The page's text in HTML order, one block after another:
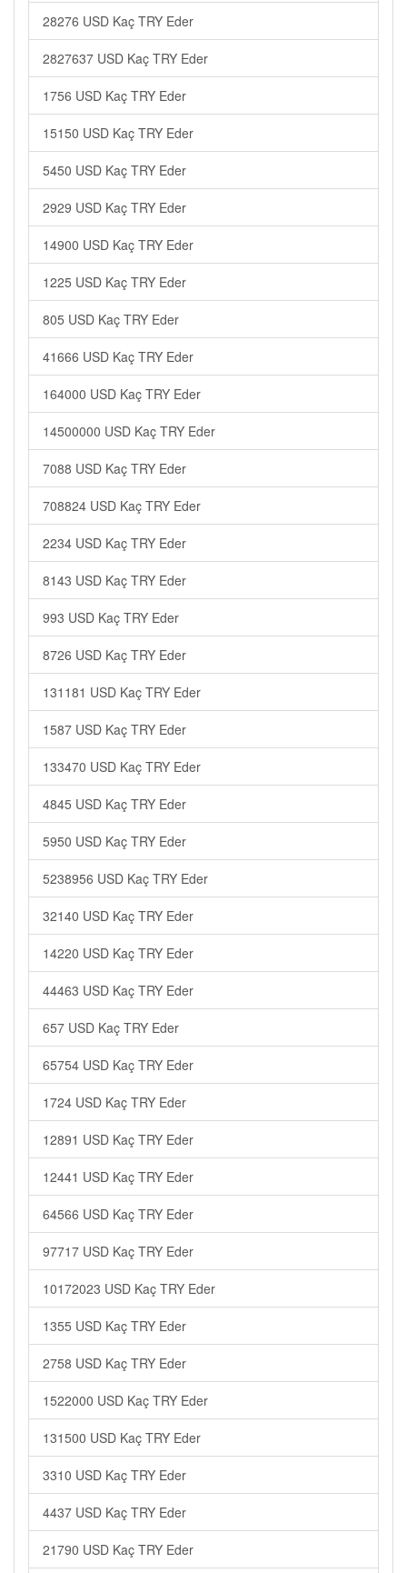
28276 USD Kaç TRY Eder
2827637 USD Kaç TRY Eder
1756 USD Kaç TRY Eder
15150 USD Kaç TRY Eder
5450 USD Kaç TRY Eder
2929 USD Kaç TRY Eder
14900 USD Kaç TRY Eder
1225 USD Kaç TRY Eder
805 USD Kaç TRY Eder
41666 USD Kaç TRY Eder
164000 USD Kaç TRY Eder
14500000 USD Kaç TRY Eder
7088 USD Kaç TRY Eder
708824 USD Kaç TRY Eder
2234 USD Kaç TRY Eder
8143 USD Kaç TRY Eder
993 USD Kaç TRY Eder
8726 USD Kaç TRY Eder
131181 USD Kaç TRY Eder
1587 USD Kaç TRY Eder
133470 USD Kaç TRY Eder
4845 USD Kaç TRY Eder
5950 USD Kaç TRY Eder
5238956 USD Kaç TRY Eder
32140 USD Kaç TRY Eder
14220 USD Kaç TRY Eder
44463 USD Kaç TRY Eder
657 USD Kaç TRY Eder
65754 USD Kaç TRY Eder
1724 USD Kaç TRY Eder
12891 USD Kaç TRY Eder
12441 USD Kaç TRY Eder
64566 USD Kaç TRY Eder
97717 USD Kaç TRY Eder
10172023 USD Kaç TRY Eder
1355 USD Kaç TRY Eder
2758 USD Kaç TRY Eder
1522000 USD Kaç TRY Eder
131500 USD Kaç TRY Eder
3310 USD Kaç TRY Eder
4437 USD Kaç TRY Eder
21790 USD Kaç TRY Eder